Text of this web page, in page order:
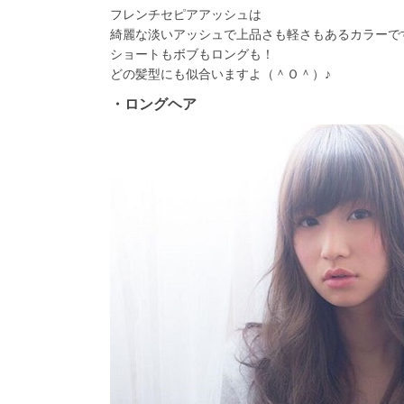
フレンチセピアアッシュは
綺麗な淡いアッシュで上品さも軽さもあるカラーで
ショートもボブもロングも！
どの髪型にも似合いますよ（＾Ｏ＾）♪
・ロングヘア